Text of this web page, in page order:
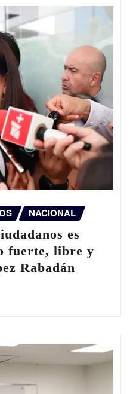
NACIONAL
es
fuerte, libre y
Rabadán